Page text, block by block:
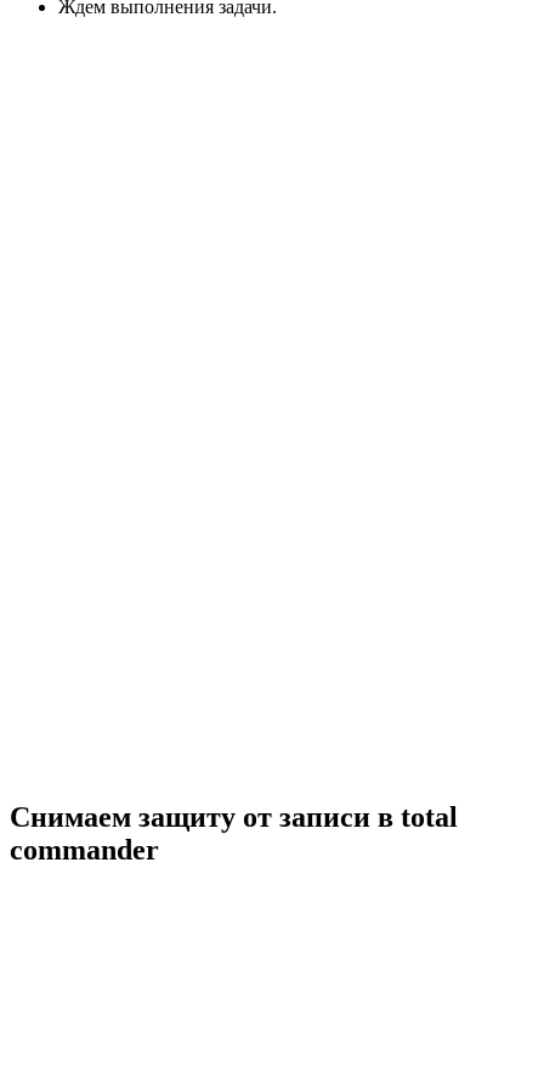
Ждем выполнения задачи.
Снимаем защиту от записи в total
commander